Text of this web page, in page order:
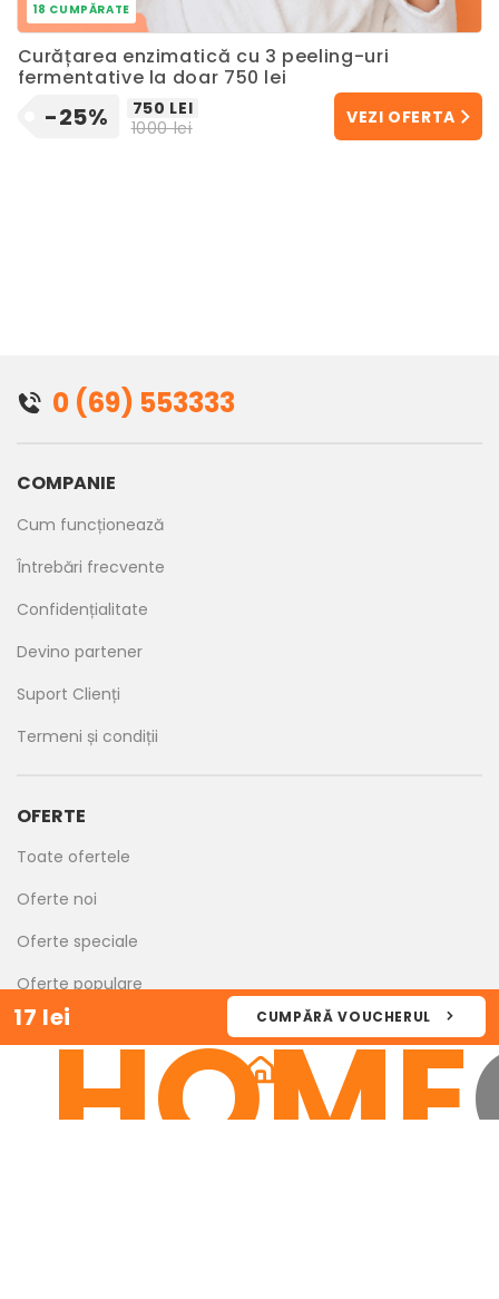
HOME
17 lei CUMPĂRĂ VOUCHERUL
18 CUMPĂRATE
Curățarea enzimatică cu 3 peeling-uri
fermentative la doar 750 lei
-25%
750 LEI
1000 lei
VEZI OFERTA
0 (69) 553333
COMPANIE
Cum funcționează
Întrebări frecvente
Confidențialitate
Devino partener
Suport Clienți
Termeni și condiții
OFERTE
Toate ofertele
Oferte noi
Oferte speciale
Oferte populare
Ultima șansă